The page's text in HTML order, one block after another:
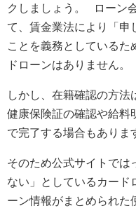
クしましょう。 ローン
て、賃金業法により「申
ことを義務としている
ドローンはありません。
しかし、在籍確認の方法
健康保険証の確認や給料
で完了する場合もありま
そのため公式サイトでは
ない」としているカー
ーン情報がまとめられた